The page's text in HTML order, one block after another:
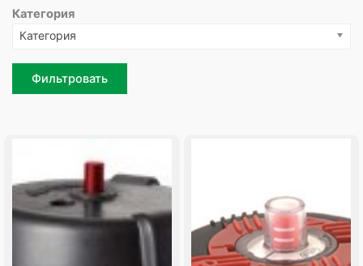
Категория
Категория
Фильтровать